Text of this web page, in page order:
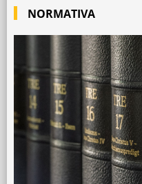
NORMATIVA